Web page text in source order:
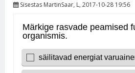
Sisestas MartinSaar, L, 2017-10-28 19:56